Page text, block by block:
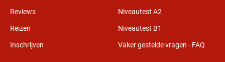
Reviews
Reizen
Inschrijven
Niveautest A2
Niveautest B1
Vaker gestelde vragen - FAQ